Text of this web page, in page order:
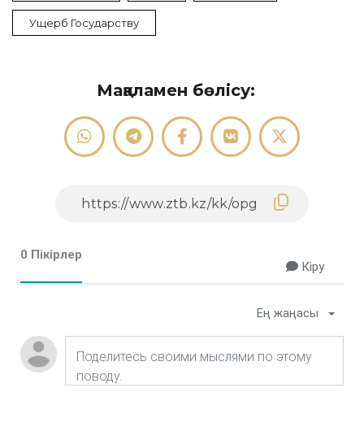
Ущерб Государству
Мақаламен бөлісу:
0 Пікірлер
Кіру
Ең жаңасы